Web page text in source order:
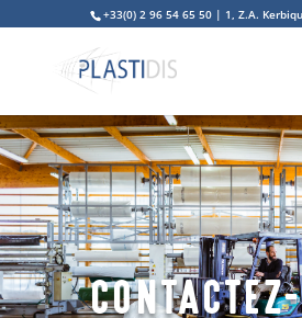
+33(0) 2 96 54 65 50 | 1, Z.A.